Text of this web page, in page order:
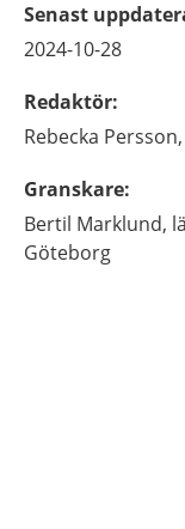
Senast
2024-10-28
Redaktör:
Rebecka Persson,
Granskare:
Bertil Marklund,
Göteborg